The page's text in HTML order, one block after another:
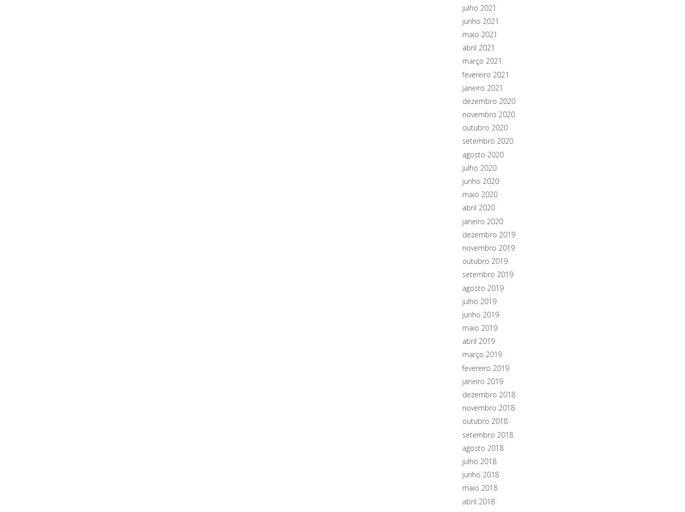
julho 2021
junho 2021
maio 2021
abril 2021
março 2021
fevereiro 2021
janeiro 2021
dezembro 2020
novembro 2020
outubro 2020
setembro 2020
agosto 2020
julho 2020
junho 2020
maio 2020
abril 2020
janeiro 2020
dezembro 2019
novembro 2019
outubro 2019
setembro 2019
agosto 2019
julho 2019
junho 2019
maio 2019
abril 2019
março 2019
fevereiro 2019
janeiro 2019
dezembro 2018
novembro 2018
outubro 2018
setembro 2018
agosto 2018
julho 2018
junho 2018
maio 2018
abril 2018